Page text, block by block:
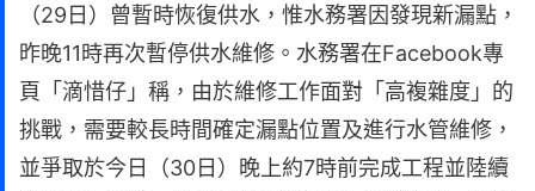
（29日）曾暫時恢復供水，惟水務署因發現新漏點，
昨晚11時再次暫停供水維修。水務署在Facebook專
頁「滴惜仔」稱，由於維修工作面對「高複雜度」的
挑戰，需要較長時間確定漏點位置及進行水管維修，
並爭取於今日（30日）晚上約7時前完成工程並陸續